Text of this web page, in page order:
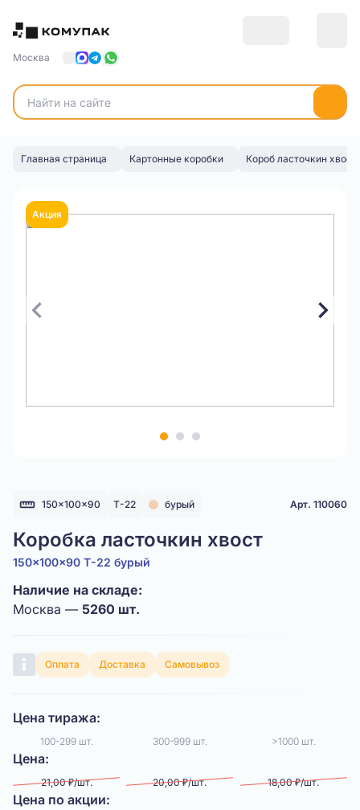
Москва
Главная страница Картонные коробки Короб ласточкин хвост
Акция
150x100x90 Т-22 бурый Арт. 110060
Коробка ласточкин хвост
150x100x90 Т-22 бурый
Наличие на складе:
Москва — 5260 шт.
Оплата Доставка Самовывоз
Цена тиража:
100-299 шт. 300-999 шт. >1000 шт.
Цена:
21,00 ₽/шт. 20,00 ₽/шт. 18,00 ₽/шт.
Цена по акции: